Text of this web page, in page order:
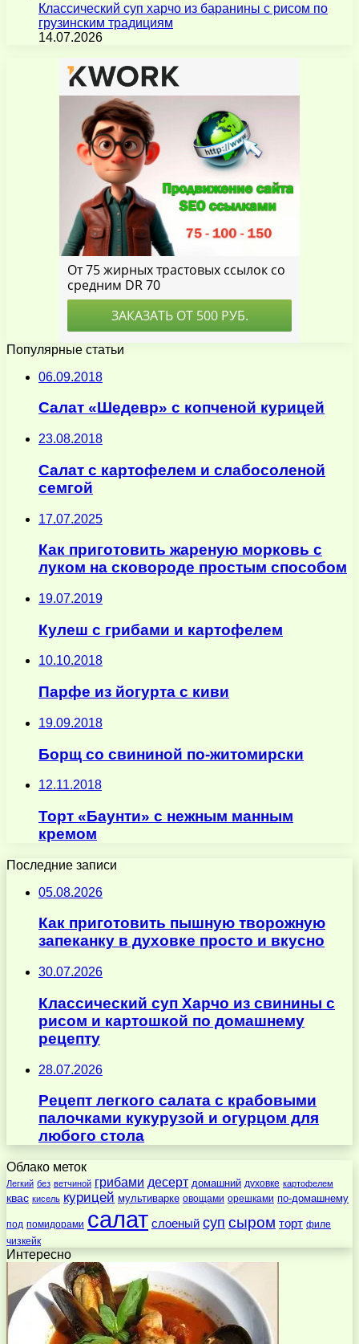
Классический суп харчо из баранины с рисом по
грузинским традициям
14.07.2026
Популярные статьи
06.09.2018
Салат «Шедевр» с копченой курицей
23.08.2018
Салат с картофелем и слабосоленой
семгой
17.07.2025
Как приготовить жареную морковь с
луком на сковороде простым способом
19.07.2019
Кулеш с грибами и картофелем
10.10.2018
Парфе из йогурта с киви
19.09.2018
Борщ со свининой по-житомирски
12.11.2018
Торт «Баунти» с нежным манным
кремом
Последние записи
05.08.2026
Как приготовить пышную творожную
запеканку в духовке просто и вкусно
30.07.2026
Классический суп Харчо из свинины с
рисом и картошкой по домашнему
рецепту
28.07.2026
Рецепт легкого салата с крабовыми
палочками кукурузой и огурцом для
любого стола
Облако меток
Легкий без ветчиной грибами десерт домашний духовке картофелем
квас кисель курицей мультиварке овощами орешками по-домашнему
под помидорами салат слоеный суп сыром торт филе
чизкейк
Интересно